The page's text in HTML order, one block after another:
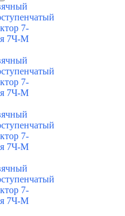
7-
7Ч-М
7-
7Ч-М
7-
7Ч-М
7-
7Ч-М